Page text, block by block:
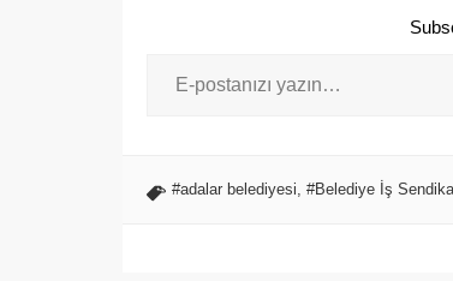
#adalar belediyesi, #Belediye İş